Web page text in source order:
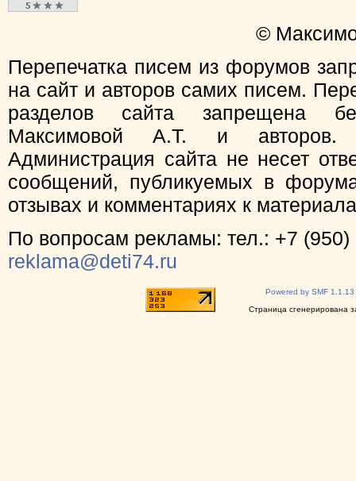
©
Перепечатка писем из форумов
на сайт и авторов самих писем.
разделов сайта запрещена
Максимовой А.Т. и
Администрация сайта не несет
сообщений, публикуемых в
отзывах и комментариях к
По вопросам рекламы: тел.: +7 (950)
reklama@deti74.ru
Powered by SMF 1.1.13
Страница сгенерирована